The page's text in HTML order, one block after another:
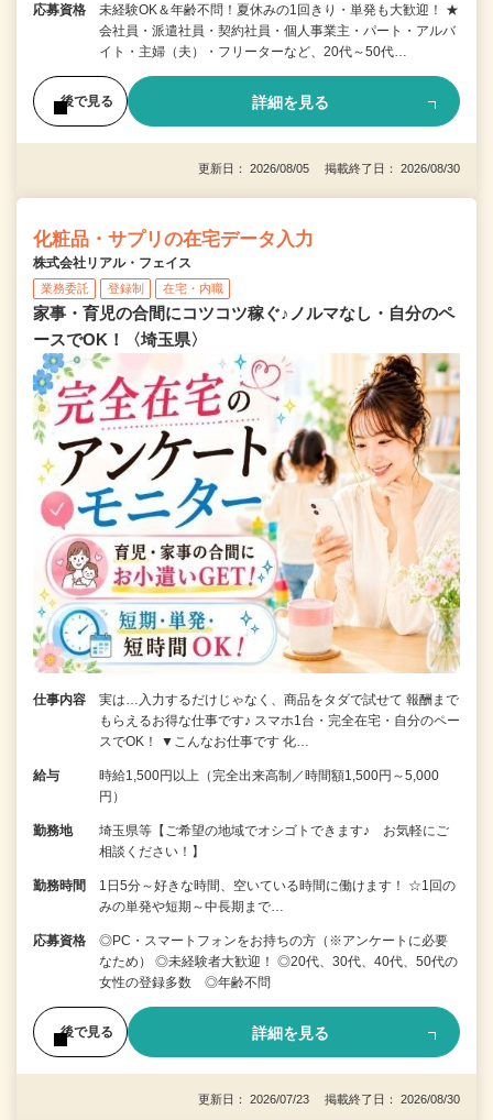
応募資格
未経験OK＆年齢不問！夏休みの1回きり・単発も大歓迎！ ★
会社員・派遣社員・契約社員・個人事業主・パート・アルバ
イト・主婦（夫）・フリーターなど、20代～50代…
後で見る 詳細を見る
更新日： 2026/08/05 掲載終了日： 2026/08/30
化粧品・サプリの在宅データ入力
株式会社リアル・フェイス
業務委託 登録制 在宅・内職
家事・育児の合間にコツコツ稼ぐ♪ノルマなし・自分のペ
ースでOK！〈埼玉県〉
仕事内容
実は…入力するだけじゃなく、商品をタダで試せて 報酬まで
もらえるお得な仕事です♪ スマホ1台・完全在宅・自分のペー
スでOK！ ▼こんなお仕事です 化…
給与
時給1,500円以上（完全出来高制／時間額1,500円～5,000
円）
勤務地
埼玉県等【ご希望の地域でオシゴトできます♪ お気軽にご
相談ください！】
勤務時間
1日5分～好きな時間、空いている時間に働けます！ ☆1回の
みの単発や短期～中長期まで…
応募資格
◎PC・スマートフォンをお持ちの方（※アンケートに必要
なため） ◎未経験者大歓迎！ ◎20代、30代、40代、50代の
女性の登録多数 ◎年齢不問
後で見る 詳細を見る
更新日： 2026/07/23 掲載終了日： 2026/08/30